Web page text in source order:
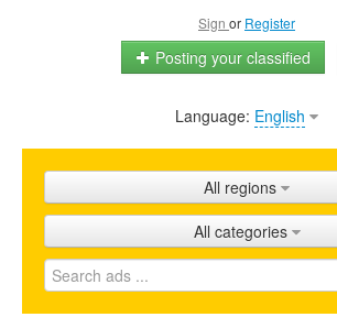
Sign or Register
Posting your classified
Home
Shops
Promotion
FAQ
Language: English
All regions
All categories